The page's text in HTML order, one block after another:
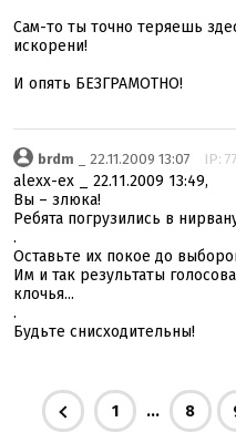
Сам-то ты точно теряешь
искорени!
И опять БЕЗГРАМОТНО!
brdm _ 22.11.2009 13:07 IP:
alexx-ex _ 22.11.2009 13:49,
Вы – злюка!
Ребята погрузились в
.
Оставьте их покое до
Им и так результаты
клочья...
.
Будьте снисходительны!
1 ... 8